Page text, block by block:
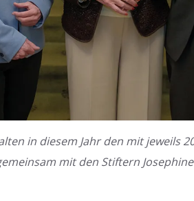
in diesem Jahr den mit jeweils
mit den Stiftern